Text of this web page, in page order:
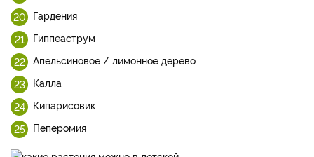
Гардения
Гиппеаструм
Апельсиновое / лимонное дерево
Калла
Кипарисовик
Пеперомия